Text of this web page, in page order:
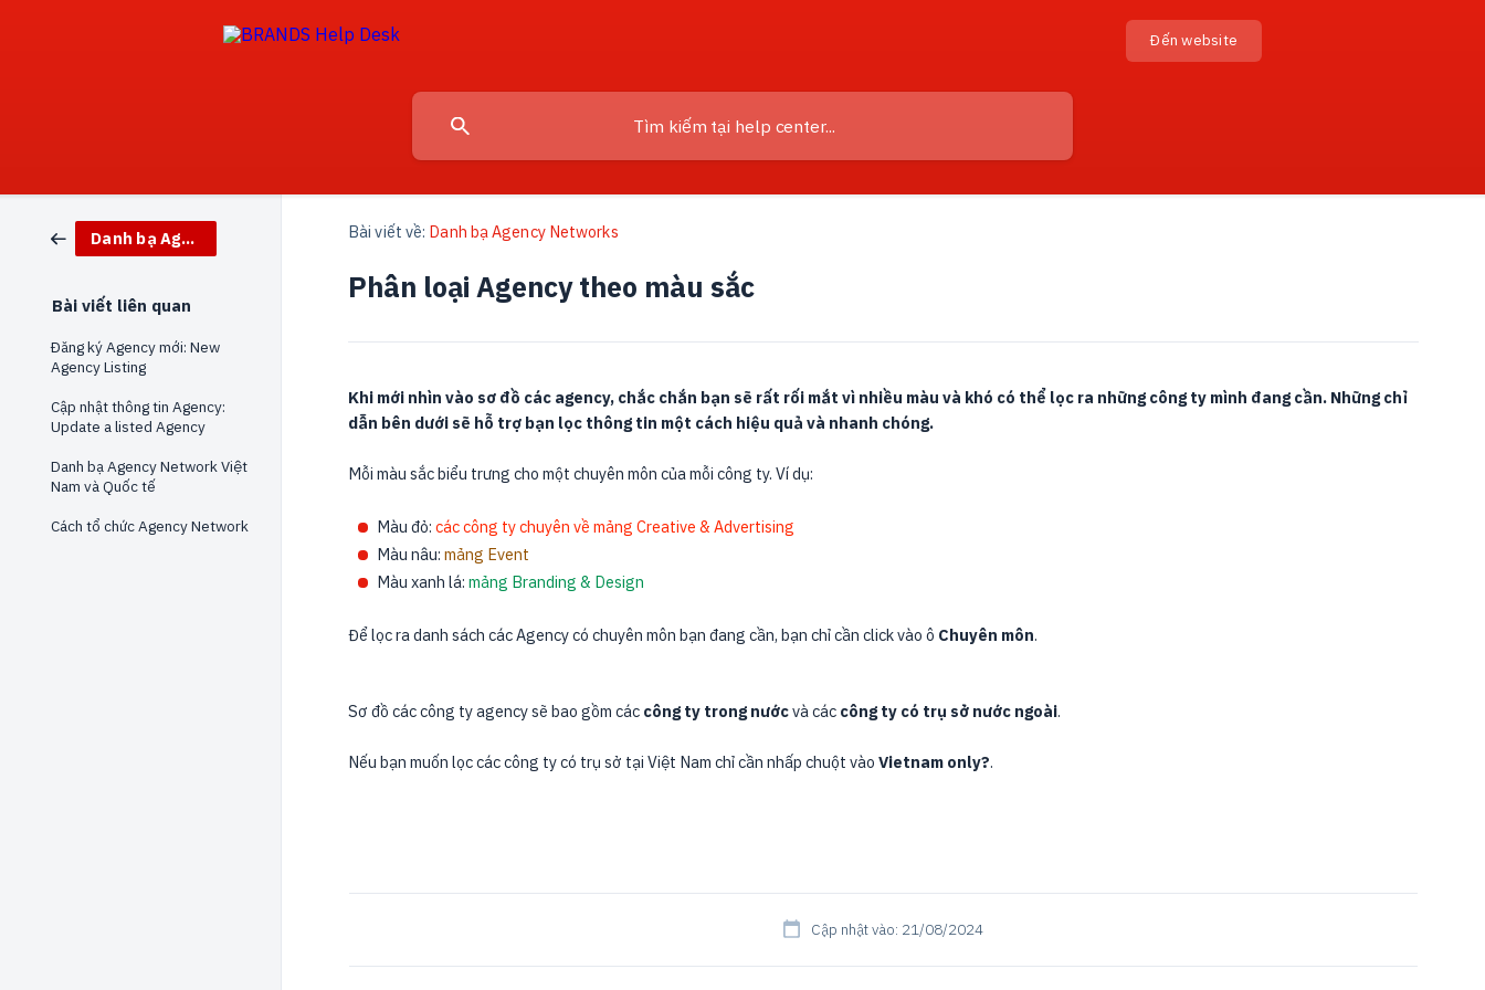
Đến website
Danh bạ Agency Networks
Bài viết liên quan
Đăng ký Agency mới: New
Agency Listing
Cập nhật thông tin Agency:
Update a listed Agency
Danh bạ Agency Network Việt
Nam và Quốc tế
Cách tổ chức Agency Network
Bài viết về: Danh bạ Agency Networks
Phân loại Agency theo màu sắc
Khi mới nhìn vào sơ đồ các agency, chắc chắn bạn sẽ rất rối mắt vì nhiều màu và khó có thể lọc ra những công ty mình đang cần. Những chỉ
dẫn bên dưới sẽ hỗ trợ bạn lọc thông tin một cách hiệu quả và nhanh chóng.
Mỗi màu sắc biểu trưng cho một chuyên môn của mỗi công ty. Ví dụ:
Màu đỏ: các công ty chuyên về mảng Creative & Advertising
Màu nâu: mảng Event
Màu xanh lá: mảng Branding & Design
Để lọc ra danh sách các Agency có chuyên môn bạn đang cần, bạn chỉ cần click vào ô Chuyên môn.
Sơ đồ các công ty agency sẽ bao gồm các công ty trong nướcvà các công ty có trụ sở nước ngoài.
Nếu bạn muốn lọc các công ty có trụ sở tại Việt Nam chỉ cần nhấp chuột vào Vietnam only?.
Cập nhật vào: 21/08/2024